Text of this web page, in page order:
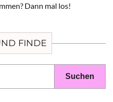
Dann mal los!
FINDE